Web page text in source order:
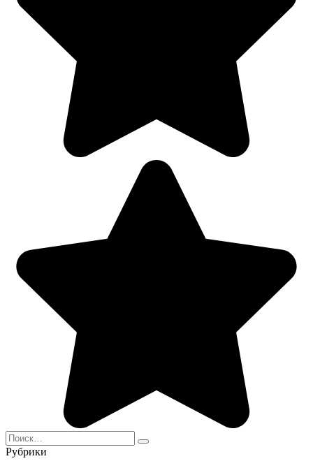
Search
for:
Рубрики